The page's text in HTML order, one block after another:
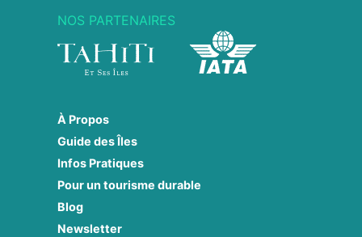
NOS PARTENAIRES
À Propos
Guide des Îles
Infos Pratiques
Pour un tourisme durable
Blog
Newsletter